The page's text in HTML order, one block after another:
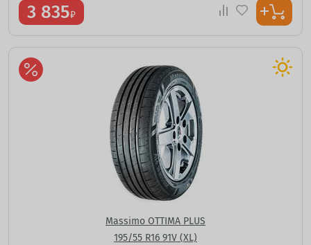
3 835₽
Massimo OTTIMA PLUS
195/55 R16 91V (XL)